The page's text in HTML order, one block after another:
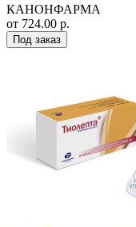
КАНОНФАРМА
от 724.00 р.
Под заказ